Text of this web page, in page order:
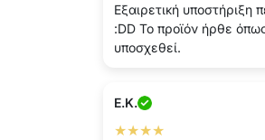
Εξαιρετική υποστήριξη
:DD Το προϊόν ήρθε
υποσχεθεί.
E.K.
★★★★